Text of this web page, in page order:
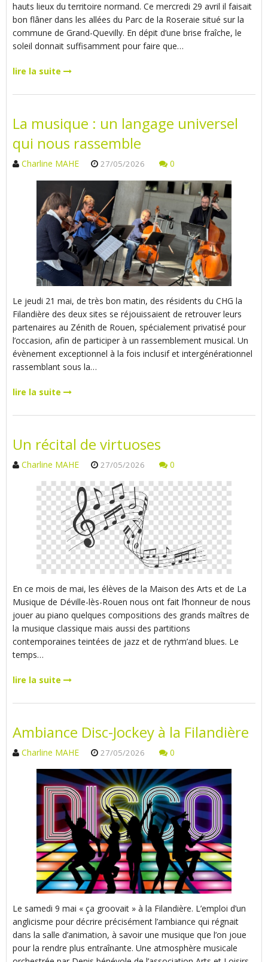
hauts lieux du territoire normand. Ce mercredi 29 avril il faisait
bon flâner dans les allées du Parc de la Roseraie situé sur la
commune de Grand-Quevilly. En dépit d’une brise fraîche, le
soleil donnait suffisamment pour faire que…
lire la suite
La musique : un langage universel
qui nous rassemble
Charline MAHE 27/05/2026 0
Le jeudi 21 mai, de très bon matin, des résidents du CHG la
Filandière des deux sites se réjouissaient de retrouver leurs
partenaires au Zénith de Rouen, spécialement privatisé pour
l’occasion, afin de participer à un rassemblement musical. Un
évènement exceptionnel à la fois inclusif et intergénérationnel
rassemblant sous la…
lire la suite
Un récital de virtuoses
Charline MAHE 27/05/2026 0
En ce mois de mai, les élèves de la Maison des Arts et de La
Musique de Déville-lès-Rouen nous ont fait l’honneur de nous
jouer au piano quelques compositions des grands maîtres de
la musique classique mais aussi des partitions
contemporaines teintées de jazz et de rythm’and blues. Le
temps…
lire la suite
Ambiance Disc-Jockey à la Filandière
Charline MAHE 27/05/2026 0
Le samedi 9 mai « ça groovait » à la Filandière. L’emploi d’un
anglicisme pour décrire précisément l’ambiance qui régnait
dans la salle d’animation, à savoir une musique que l’on joue
pour la rendre plus entraînante. Une atmosphère musicale